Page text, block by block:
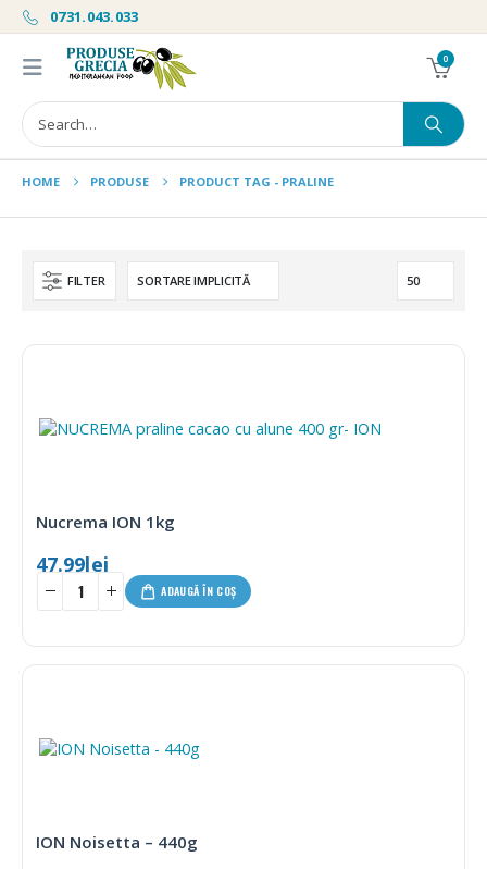
0731.043.033
0
HOME PRODUSE PRODUCT TAG - PRALINE
FILTER
Nucrema ION 1kg
47.99lei
ADAUGĂ ÎN COȘ
ION Noisetta – 440g